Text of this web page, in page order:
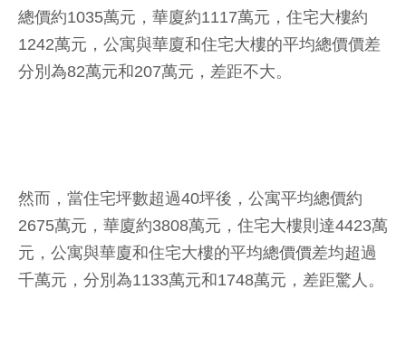
總價約1035萬元，華廈約1117萬元，住宅大樓約
1242萬元，公寓與華廈和住宅大樓的平均總價價差
分別為82萬元和207萬元，差距不大。
然而，當住宅坪數超過40坪後，公寓平均總價約
2675萬元，華廈約3808萬元，住宅大樓則達4423萬
元，公寓與華廈和住宅大樓的平均總價價差均超過
千萬元，分別為1133萬元和1748萬元，差距驚人。